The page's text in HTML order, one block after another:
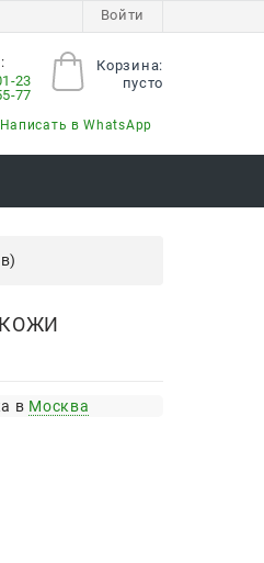
Войти
Корзина:
пусто
23
77
Написать в WhatsApp
в Москва